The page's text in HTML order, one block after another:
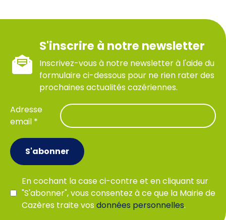
S'inscrire à notre newsletter
Inscrivez-vous à notre newsletter à l'aide du
formulaire ci-dessous pour ne rien rater des
prochaines actualités cazériennes.
Adresse
email *
En cochant la case ci-contre et en cliquant sur
"S'abonner", vous consentez à ce que la Mairie de
Cazères traite vosdonnées personnelles.
S'abonner